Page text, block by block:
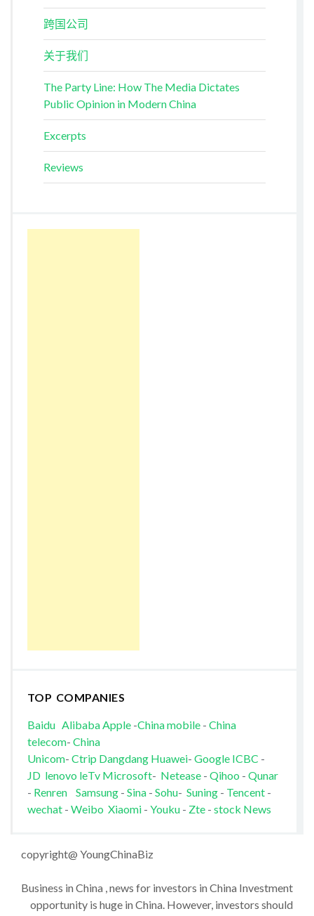
跨国公司
关于我们
The Party Line: How The Media Dictates
Public Opinion in Modern China
Excerpts
Reviews
TOP COMPANIES
Baidu AlibabaApple-China mobile- China
telecom- China
Unicom- Ctrip Dangdang Huawei- Google ICBC -
JD lenovo leTv Microsoft- Netease- Qihoo - Qunar
- Renren Samsung- Sina- Sohu- Suning- Tencent-
wechat - Weibo Xiaomi- Youku - Zte- stock News
copyright@ YoungChinaBiz
Business in China , news for investors in China Investment
opportunity is huge in China. However, investors should